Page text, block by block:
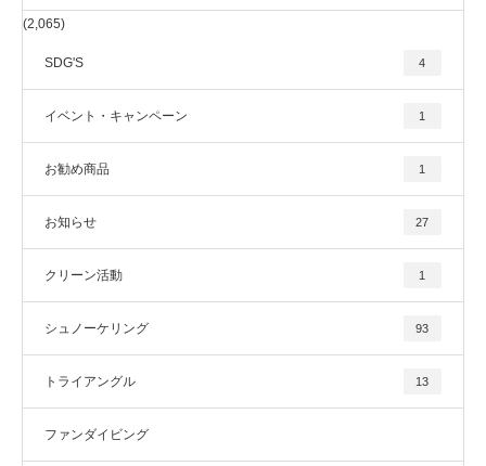
(2,065)
SDG'S 4
イベント・キャンペーン 1
お勧め商品 1
お知らせ 27
クリーン活動 1
シュノーケリング 93
トライアングル 13
ファンダイビング